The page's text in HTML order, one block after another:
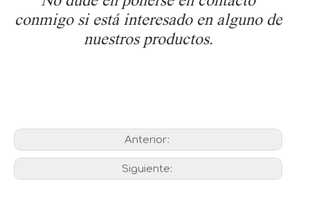
conmigo si está interesado en alguno de
nuestros productos.
Anterior:
Siguiente: